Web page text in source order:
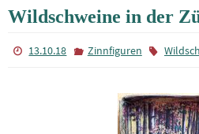
Wildschweine in der
13.10.18 Zinnfiguren